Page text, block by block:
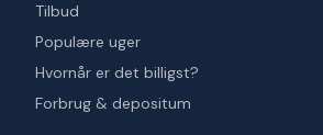
Tilbud
Populære uger
Hvornår er det billigst?
Forbrug & depositum